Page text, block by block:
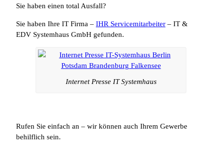
Sie haben einen total Ausfall?
Sie haben Ihre IT Firma – IHR Servicemitarbeiter – IT &
EDV Systemhaus GmbH gefunden.
Internet Presse IT Systemhaus
Rufen Sie einfach an – wir können auch Ihrem Gewerbe
behilflich sein.